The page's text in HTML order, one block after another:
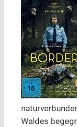
Waldes